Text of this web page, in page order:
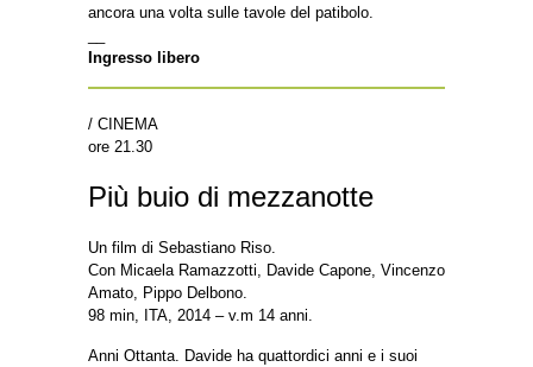
ancora una volta sulle tavole del patibolo.
Ingresso libero
/ CINEMA
ore 21.30
Più buio di mezzanotte
Un film di Sebastiano Riso.
Con Micaela Ramazzotti, Davide Capone, Vincenzo
Amato, Pippo Delbono.
98 min, ITA, 2014 – v.m 14 anni.
Anni Ottanta. Davide ha quattordici anni e i suoi